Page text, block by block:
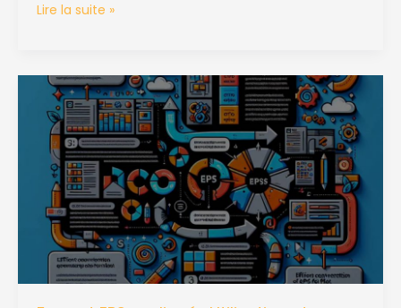
Lire la suite »
Format
EPS
expliqué
Utilisation
conversion
efficace